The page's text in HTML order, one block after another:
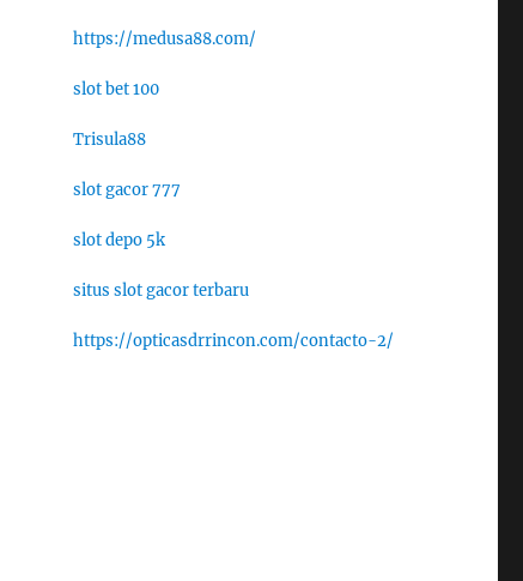
https://medusa88.com/
slot bet 100
Trisula88
slot gacor 777
slot depo 5k
situs slot gacor terbaru
https://opticasdrrincon.com/contacto-2/